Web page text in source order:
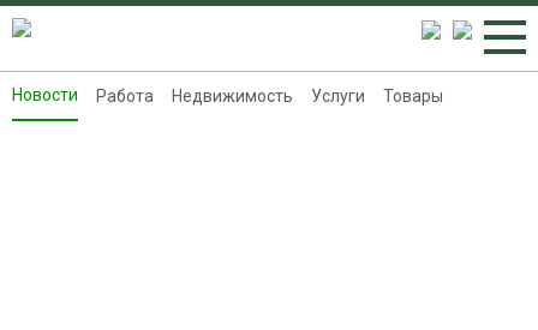
Новости
Новости Работа Недвижимость Услуги Товары